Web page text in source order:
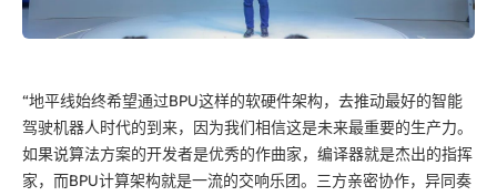
“地平线始终希望通过BPU这样的软硬件架构，去推动最好的智能
驾驶机器人时代的到来，因为我们相信这是未来最重要的生产力。
如果说算法方案的开发者是优秀的作曲家，编译器就是杰出的指挥
家，而BPU计算架构就是一流的交响乐团。三方亲密协作，异同奏